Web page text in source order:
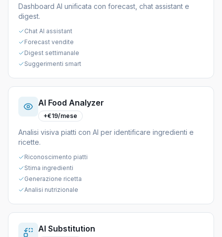
Dashboard AI unificata con forecast, chat assistant e
digest.
Chat AI assistant
Forecast vendite
Digest settimanale
Suggerimenti smart
AI Food Analyzer
+€19/mese
Analisi visiva piatti con AI per identificare ingredienti e
ricette.
Riconoscimento piatti
Stima ingredienti
Generazione ricetta
Analisi nutrizionale
AI Substitution